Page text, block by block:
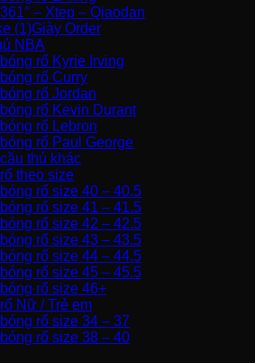
– Xtep – Qiaodan
Giày Order
NBA
rổ Kyrie Irving
rổ Curry
rổ Jordan
rổ Kevin Durant
rổ Lebron
rổ Paul George
thủ khác
theo size
rổ size 40 – 40.5
rổ size 41 – 41.5
rổ size 42 – 42.5
rổ size 43 – 43.5
rổ size 44 – 44.5
rổ size 45 – 45.5
rổ size 46+
Nữ / Trẻ em
rổ size 34 – 37
rổ size 38 – 40